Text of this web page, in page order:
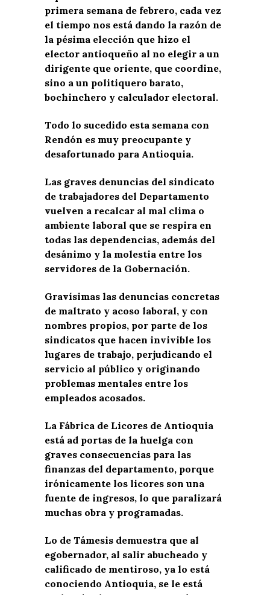
primera semana de febrero, cada vez
el tiempo nos está dando la razón de
la pésima elección que hizo el
elector antioqueño al no elegir a un
dirigente que oriente, que coordine,
sino a un politiquero barato,
bochinchero y calculador electoral.
Todo lo sucedido esta semana con
Rendón es muy preocupante y
desafortunado para Antioquia.
Las graves denuncias del sindicato
de trabajadores del Departamento
vuelven a recalcar al mal clima o
ambiente laboral que se respira en
todas las dependencias, además del
desánimo y la molestia entre los
servidores de la Gobernación.
Gravísimas las denuncias concretas
de maltrato y acoso laboral, y con
nombres propios, por parte de los
sindicatos que hacen invivible los
lugares de trabajo, perjudicando el
servicio al público y originando
problemas mentales entre los
empleados acosados.
La Fábrica de Licores de Antioquia
está ad portas de la huelga con
graves consecuencias para las
finanzas del departamento, porque
irónicamente los licores son una
fuente de ingresos, lo que paralizará
muchas obra y programadas.
Lo de Támesis demuestra que al
egobernador, al salir abucheado y
calificado de mentiroso, ya lo está
conociendo Antioquia, se le está